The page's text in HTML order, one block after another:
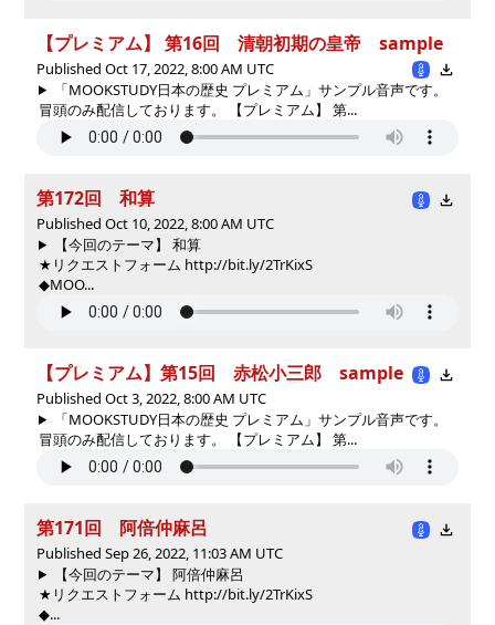
【プレミアム】 第16回 清朝初期の皇帝 sample
Published Oct 17, 2022, 8:00 AM UTC
「MOOKSTUDY日本の歴史 プレミアム」サンプル音声です。
冒頭のみ配信しております。 【プレミアム】 第...
第172回 和算
Published Oct 10, 2022, 8:00 AM UTC
【今回のテーマ】 和算
★リクエストフォーム http://bit.ly/2TrKixS
◆MOO...
【プレミアム】第15回 赤松小三郎 sample
Published Oct 3, 2022, 8:00 AM UTC
「MOOKSTUDY日本の歴史 プレミアム」サンプル音声です。
冒頭のみ配信しております。 【プレミアム】 第...
第171回 阿倍仲麻呂
Published Sep 26, 2022, 11:03 AM UTC
【今回のテーマ】 阿倍仲麻呂
★リクエストフォーム http://bit.ly/2TrKixS
◆...